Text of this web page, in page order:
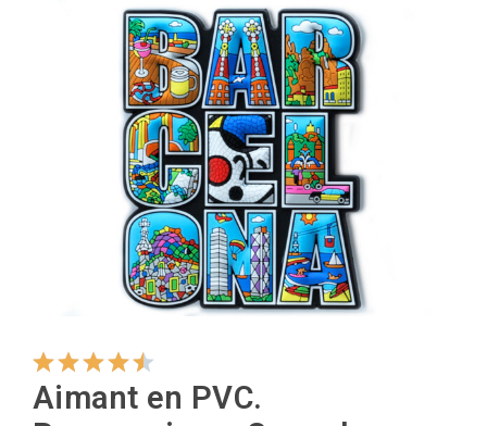
Ouvre-bouteilles
Tasses
Bols
Cendriers
Cintres
Aimant en PVC.